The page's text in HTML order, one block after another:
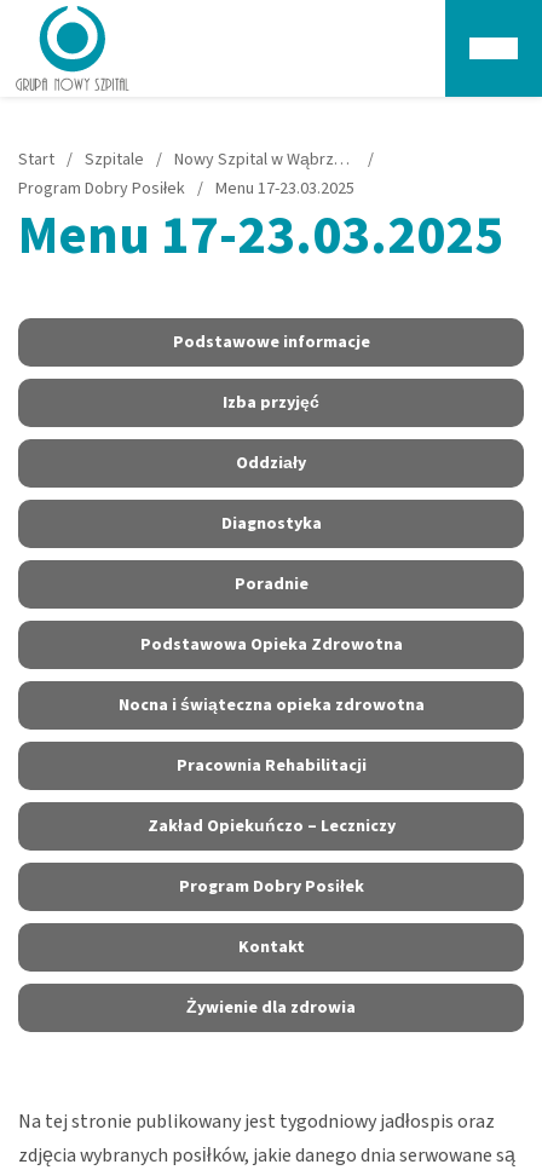
Start / Szpitale / Nowy Szpital w Wąbrzeźnie
/
Program Dobry Posiłek / Menu 17-23.03.2025
Menu 17-23.03.2025
Podstawowe informacje
Izba przyjęć
Oddziały
Diagnostyka
Poradnie
Podstawowa Opieka Zdrowotna
Nocna i świąteczna opieka zdrowotna
Pracownia Rehabilitacji
Zakład Opiekuńczo – Leczniczy
Program Dobry Posiłek
Kontakt
Żywienie dla zdrowia
Na tej stronie publikowany jest tygodniowy jadłospis oraz
zdjęcia wybranych posiłków, jakie danego dnia serwowane są